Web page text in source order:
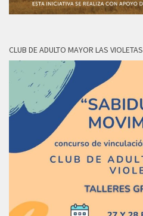
CLUB DE ADULTO MAYOR LAS VIOLETAS